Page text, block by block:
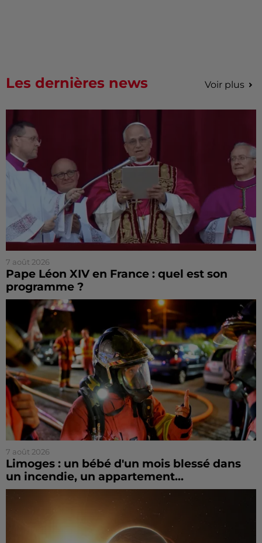
Les dernières news Voir plus
7 août 2026
Pape Léon XIV en France : quel est son
programme ?
7 août 2026
Limoges : un bébé d'un mois blessé dans
un incendie, un appartement...